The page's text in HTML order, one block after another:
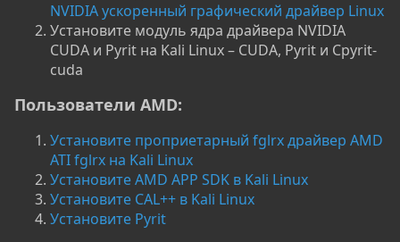
NVIDIA ускоренный графический драйвер Linux
Установите модуль ядра драйвера NVIDIA
CUDA и Pyrit на Kali Linux – CUDA, Pyrit и Cpyrit-
cuda
Пользователи AMD:
Установите проприетарный fglrx драйвер AMD
ATI fglrx на Kali Linux
Установите AMD APP SDK в Kali Linux
Установите CAL++ в Kali Linux
Установите Pyrit